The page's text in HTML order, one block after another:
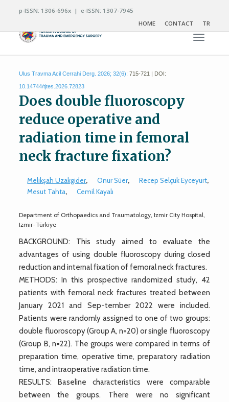
p-ISSN: 1306-696x | e-ISSN: 1307-7945
HOME
CONTACT TR
Toggle
Ulus Travma Acil Cerrahi Derg. 2026; 32(6): 715-721 | DOI:
10.14744/tjtes.2026.72823
Does double fluoroscopy
reduce operative and
radiation time in femoral
neck fracture fixation?
Melikşah Uzakgider, Onur Süer, Recep Selçuk Eyceyurt,
Mesut Tahta, Cemil Kayalı
Department of Orthopaedics and Traumatology, Izmir City Hospital,
Izmir-Türkiye
BACKGROUND: This study aimed to evaluate the
advantages of using double fluoroscopy during closed
reduction and internal fixation of femoral neck fractures.
METHODS: In this prospective randomized study, 42
patients with femoral neck fractures treated between
January 2021 and Sep-tember 2022 were included.
Patients were randomly assigned to one of two groups:
double fluoroscopy (Group A, n=20) or single fluoroscopy
(Group B, n=22). The groups were compared in terms of
preparation time, operative time, preparatory radiation
time, and intraoperative radiation time.
RESULTS: Baseline characteristics were comparable
between the groups. There were no significant